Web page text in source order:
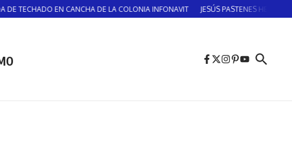
EN CANCHA DE LA COLONIA INFONAVIT JESÚS PASTENES HERNÁNDEZ